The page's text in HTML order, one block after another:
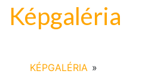
Képgaléria
KÉPGALÉRIA »